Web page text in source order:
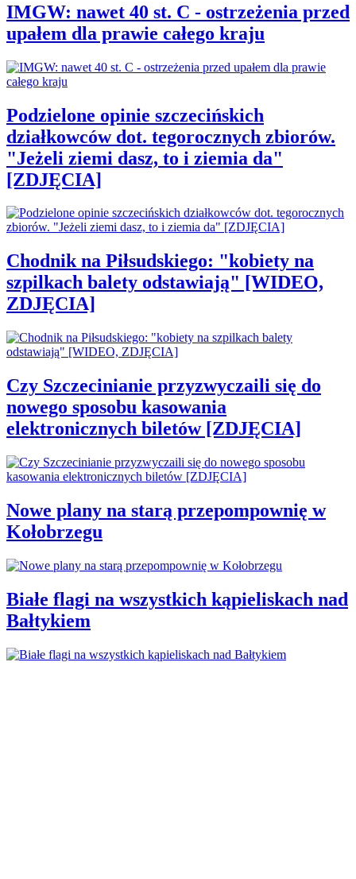
IMGW: nawet 40 st. C - ostrzeżenia przed
upałem dla prawie całego kraju
Podzielone opinie szczecińskich
działkowców dot. tegorocznych zbiorów.
"Jeżeli ziemi dasz, to i ziemia da"
[ZDJĘCIA]
Chodnik na Piłsudskiego: "kobiety na
szpilkach balety odstawiają" [WIDEO,
ZDJĘCIA]
Czy Szczecinianie przyzwyczaili się do
nowego sposobu kasowania
elektronicznych biletów [ZDJĘCIA]
Nowe plany na starą przepompownię w
Kołobrzegu
Białe flagi na wszystkich kąpieliskach nad
Bałtykiem